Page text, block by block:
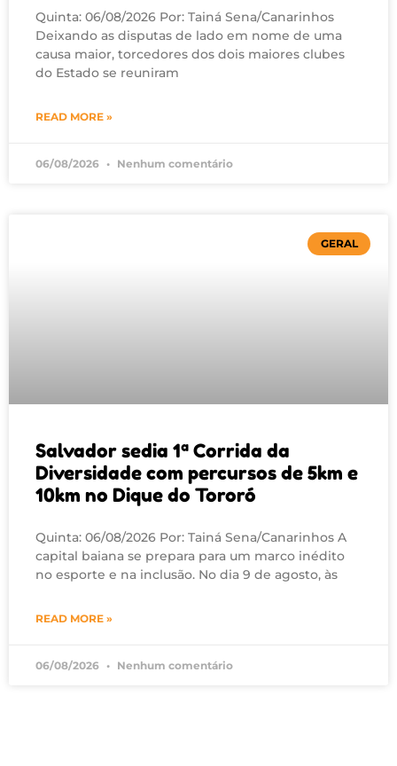
Quinta: 06/08/2026 Por: Tainá Sena/Canarinhos
Deixando as disputas de lado em nome de uma
causa maior, torcedores dos dois maiores clubes
do Estado se reuniram
READ MORE »
06/08/2026 Nenhum comentário
GERAL
Salvador sedia 1ª Corrida da
Diversidade com percursos de 5km e
10km no Dique do Tororó
Quinta: 06/08/2026 Por: Tainá Sena/Canarinhos A
capital baiana se prepara para um marco inédito
no esporte e na inclusão. No dia 9 de agosto, às
READ MORE »
06/08/2026 Nenhum comentário